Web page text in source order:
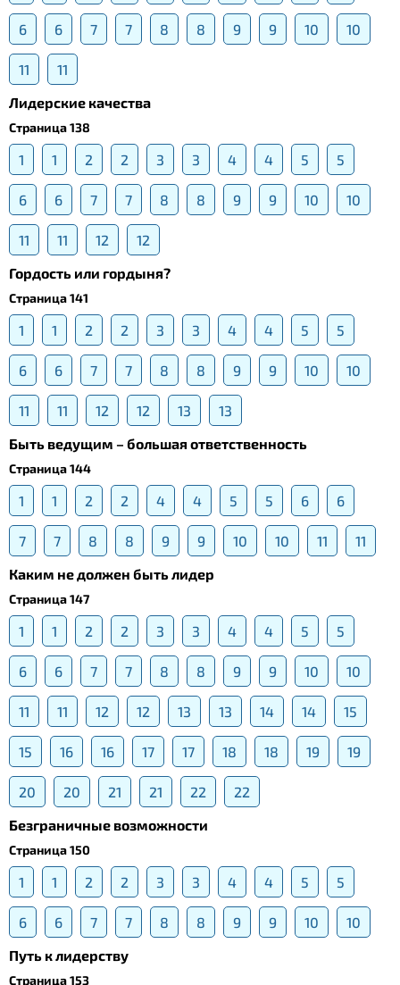
6 6 7 7 8 8 9 9 10 10
11
11
Лидерские качества
Страница 138
1 1 2 2 3 3 4 4 5 5
6 6 7 7 8 8 9 9 10 10
11 11 12
12
Гордость или гордыня?
Страница 141
1 1 2 2 3 3 4 4 5 5
6 6 7 7 8 8 9 9 10 10
11 11 12 12 13
13
Быть ведущим – большая ответственность
Страница 144
1 1 2 2 4 4 5 5 6 6
7 7 8 8 9 9 10 10 11
11
Каким не должен быть лидер
Страница 147
1 1 2 2 3 3 4 4 5 5
6 6 7 7 8 8 9 9 10 10
11 11 12 12 13 13 14 14 15
15 16 16 17 17 18 18 19 19
20 20 21 21 22
22
Безграничные возможности
Страница 150
1 1 2 2 3 3 4 4 5 5
6 6 7 7 8 8 9 9 10
10
Путь к лидерству
Страница 153